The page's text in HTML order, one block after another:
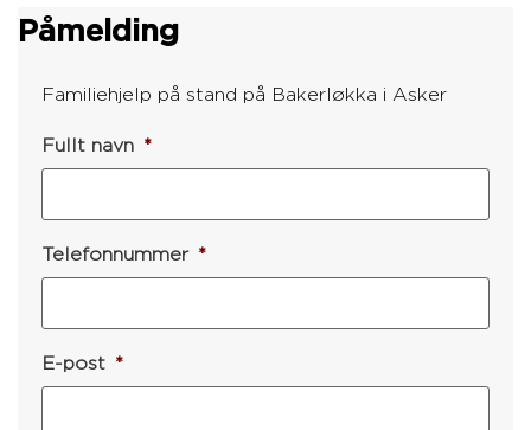
Påmelding
Familiehjelp på stand på Bakerløkka i Asker
Fullt navn *
Telefonnummer *
E-post *